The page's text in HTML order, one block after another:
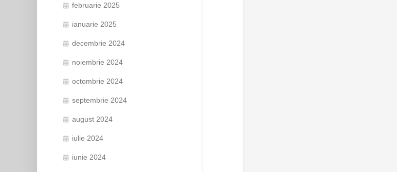
februarie 2025
ianuarie 2025
decembrie 2024
noiembrie 2024
octombrie 2024
septembrie 2024
august 2024
iulie 2024
iunie 2024